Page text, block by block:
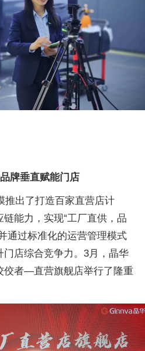
牌垂直赋能门店
推出了打造百家直营店计
能力，实现“工厂直供，品
通过标准化的运营管理模式
店综合竞争力。3月，晶华
佼者—直营旗舰店举行了隆重